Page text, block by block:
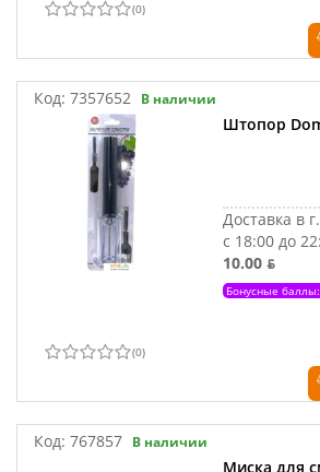
(0)
Код: 7357652 В наличии
Штопор
Доставка в
с 18:00 до
10.00 ƃ
Бонусные
(0)
Код: 767857 В наличии
Миска для